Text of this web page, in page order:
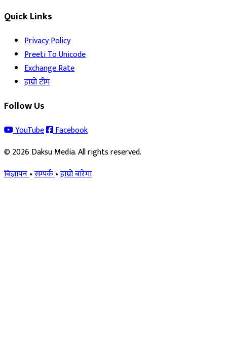
Quick Links
Privacy Policy
Preeti To Unicode
Exchange Rate
हाम्रो टीम
Follow Us
YouTube
Facebook
© 2026 Daksu Media. All rights reserved.
बिज्ञापन•सम्पर्क•हाम्रो बारेमा